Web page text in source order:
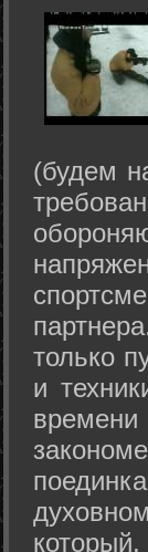
(будем
только
и